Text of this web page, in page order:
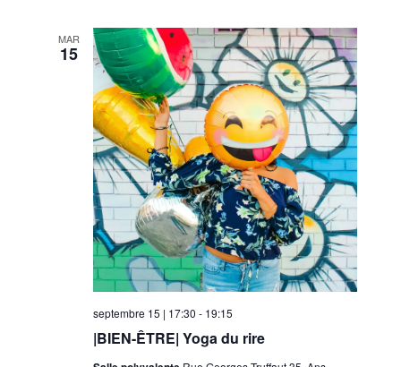
MAR
15
|BIEN-ÊTRE| Yoga du rire
septembre 15 | 17:30 - 19:15